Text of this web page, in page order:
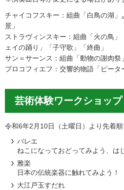
チャイコフスキー：組曲「白鳥の湖
景」
ストラヴィンスキー：組曲「火の鳥
ェイの踊り」「子守歌」「終曲」
サン＝サーンス：組曲「動物の謝肉祭
プロコフィエフ：交響的物語「ピー
芸術体験ワークショップ
令和6年2月10日（土曜日）より先着
バレエ
ねこになっておどってみよう、は
雅楽
日本の伝統楽器に触れてみよう！
大江戸玉すだれ